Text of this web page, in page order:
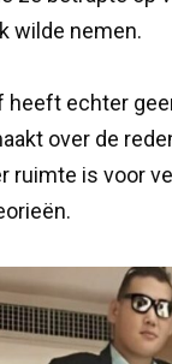
wilde nemen.
heeft echter
over de
ruimte is voor